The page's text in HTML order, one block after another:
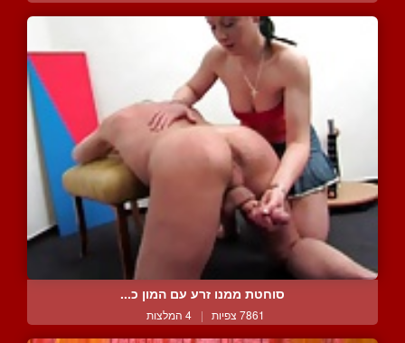
סוחטת ממנו זרע עם המון כ...
7861 צפיות | 4 המלצות